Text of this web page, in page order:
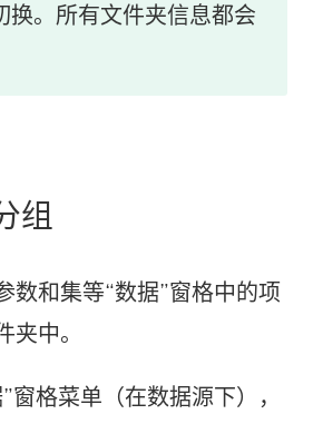
换。所有文件夹信息都会
组
数和集等“数据”窗格中的项
夹中。
窗格菜单（在数据源下），